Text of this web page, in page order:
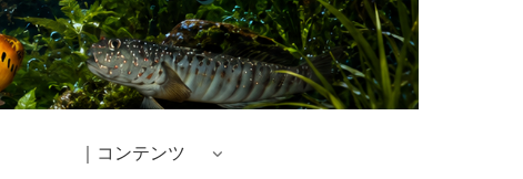
｜コンテンツ